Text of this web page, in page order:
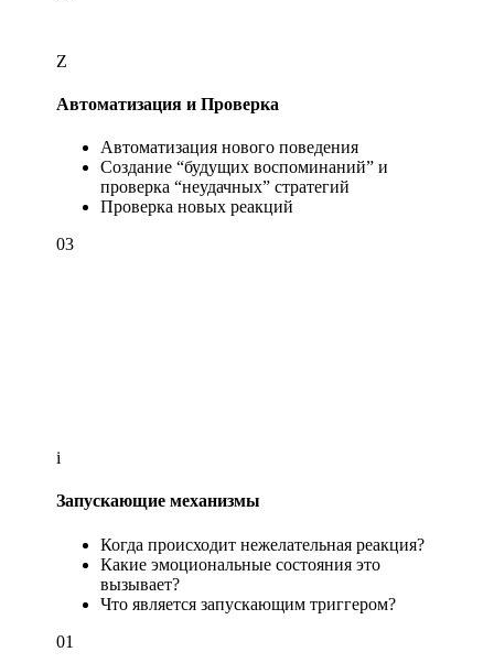
Z
Автоматизация и Проверка
Автоматизация нового поведения
Создание “будущих воспоминаний” и
проверка “неудачных” стратегий
Проверка новых реакций
03
i
Запускающие механизмы
Когда происходит нежелательная реакция?
Какие эмоциональные состояния это
вызывает?
Что является запускающим триггером?
01